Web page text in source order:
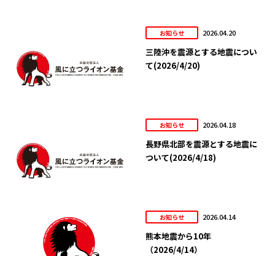
お知らせ 2026.04.20
三陸沖を震源とする地震につい
て(2026/4/20)
お知らせ 2026.04.18
長野県北部を震源とする地震に
ついて(2026/4/18)
お知らせ 2026.04.14
熊本地震から10年
（2026/4/14）